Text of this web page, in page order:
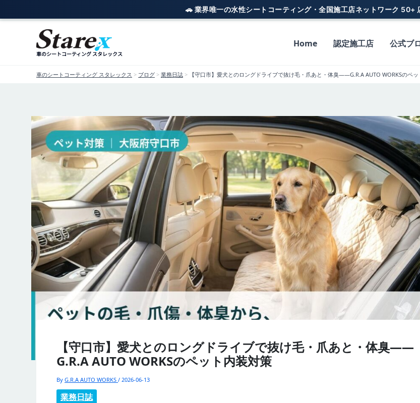
🚗 業界唯一の水性シートコーティング・全国施工店ネットワーク 50+
車のシートコーティング スタレックス
Home 認定施工店 公式ブ
車のシートコーティング スタレックス > ブログ > 業務日誌 > 【守口市】愛犬とのロングドライブで抜け毛・爪あと・体臭——G.R.A AUTO WORKSのペ
【守口市】愛犬とのロングドライブで抜け毛・爪あと・体臭——
G.R.A AUTO WORKSのペット内装対策
By G.R.A AUTO WORKS / 2026-06-13
業務日誌